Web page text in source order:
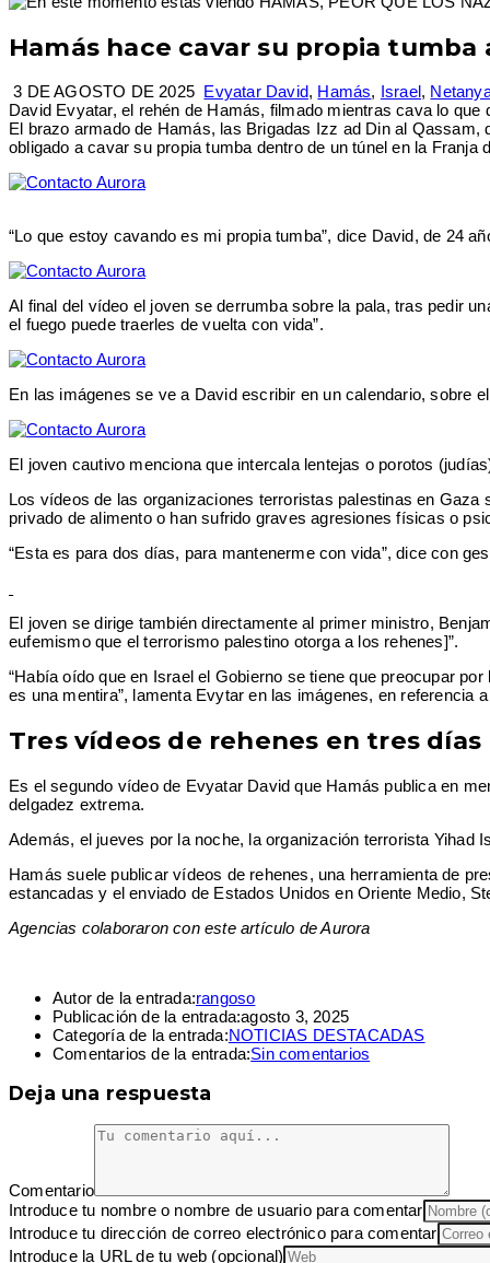
Hamás hace cavar su propia
3 DE AGOSTO DE 2025 Evyatar David, Hamás, Israel,
David Evyatar, el rehén de Hamás, filmado mientras cava lo
El brazo armado de Hamás, las Brigadas Izz ad Din al
obligado a cavar su propia tumba dentro de un túnel en la Franja
“Lo que estoy cavando es mi propia tumba”, dice David, de 24
Al final del vídeo el joven se derrumba sobre la pala, tras pedir
el fuego puede traerles de vuelta con vida”.
En las imágenes se ve a David escribir en un calendario, sobre
El joven cautivo menciona que intercala lentejas o porotos
Los vídeos de las organizaciones terroristas palestinas en
privado de alimento o han sufrido graves agresiones físicas o
“Esta es para dos días, para mantenerme con vida”, dice con
El joven se dirige también directamente al primer ministro,
eufemismo que el terrorismo palestino otorga a los rehenes]”.
“Había oído que en Israel el Gobierno se tiene que preocupar
es una mentira”, lamenta Evytar en las imágenes, en referencia
Tres vídeos de rehenes en tres días
Es el segundo vídeo de Evyatar David que Hamás publica en
delgadez extrema.
Además, el jueves por la noche, la organización terrorista Yihad
Hamás suele publicar vídeos de rehenes, una herramienta de
estancadas y el enviado de Estados Unidos en Oriente Medio,
Agencias colaboraron con este artículo de Aurora
Autor de la entrada:rangoso
Publicación de la entrada:agosto 3, 2025
Categoría de la entrada:NOTICIAS DESTACADAS
Comentarios de la entrada:Sin comentarios
Deja una respuesta
Comentario
Introduce tu nombre o nombre de usuario para comentar
Introduce tu dirección de correo electrónico para comentar
Introduce la URL de tu web (opcional)